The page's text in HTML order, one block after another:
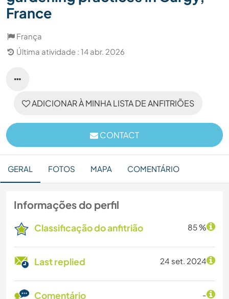
France
França
Última atividade : 14 abr. 2026
ADICIONAR À MINHA LISTA DE ANFITRIÕES
CONTACT
GERAL FOTOS MAPA COMENTÁRIO
Informações do perfil
Classificação do anfitrião 85 %
Last replied 24 set. 2024
Comentário -